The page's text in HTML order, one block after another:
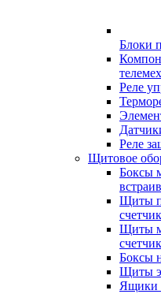
Блоки
Реле
Реле
Щитовое
Боксы
Щиты
Щиты
Боксы
Щиты
Ящики